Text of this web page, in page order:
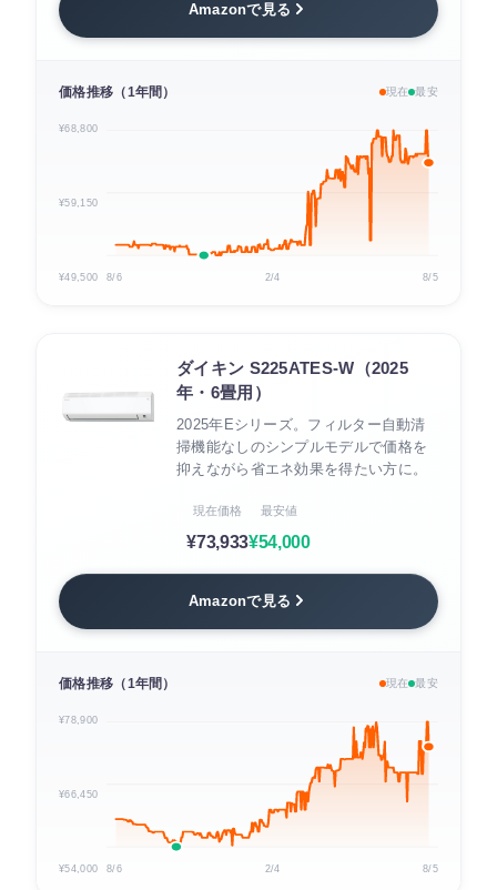
Amazonで見る
価格推移（1年間） 現在 最安
¥68,800
¥59,150
¥49,500 8/6 2/4 8/5
ダイキン S225ATES-W（2025
年・6畳用）
2025年Eシリーズ。フィルター自動清
掃機能なしのシンプルモデルで価格を
抑えながら省エネ効果を得たい方に。
現在価格
¥73,933
最安値
¥54,000
Amazonで見る
価格推移（1年間） 現在 最安
¥78,900
¥66,450
¥54,000 8/6 2/4 8/5